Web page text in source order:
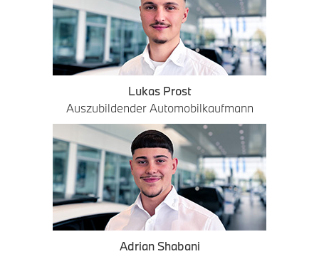
Lukas Prost
Auszubildender Automobilkaufmann
Adrian Shabani